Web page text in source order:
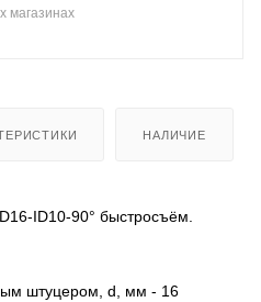
магазинах
НАЛИЧИЕ
ID10-90° быстросъём.
штуцером, d, мм - 16